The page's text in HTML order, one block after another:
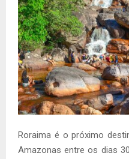
Roraima é o próximo
Amazonas entre os dias